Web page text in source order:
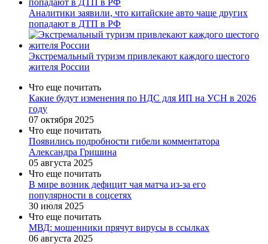
Аналитики заявили, что китайские авто чаще других
попадают в ДТП в РФ
Экстремальный туризм привлекают каждого шестого
жителя России
Что еще почитать
Какие будут изменения по НДС для ИП на УСН в 2026
году
07 октября 2025
Что еще почитать
Появились подробности гибели комментатора
Александра Гришина
05 августа 2025
Что еще почитать
В мире возник дефицит чая матча из-за его
популярности в соцсетях
30 июля 2025
Что еще почитать
МВД: мошенники прячут вирусы в ссылках
06 августа 2025